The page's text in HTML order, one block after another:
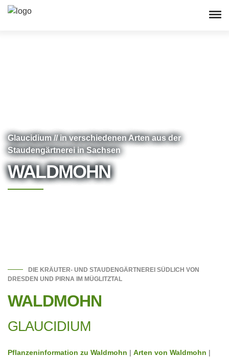
Glaucidium // in verschiedenen Arten aus der
Staudengärtnerei in Sachsen
WALDMOHN
DIE KRÄUTER- UND STAUDENGÄRTNEREI SÜDLICH VON
DRESDEN UND PIRNA IM MÜGLITZTAL
WALDMOHN
GLAUCIDIUM
Pflanzeninformation zu Waldmohn Arten von Waldmohn